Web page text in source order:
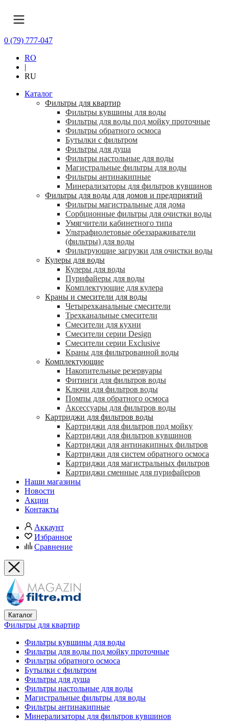
0 (79) 777-047
RO
|
RU
Каталог
Фильтры для квартир
Фильтры кувшины для воды
Фильтры для воды под мойку проточные
Фильтры обратного осмоса
Бутылки с фильтром
Фильтры для душа
Фильтры настольные для воды
Магистральные фильтры для воды
Фильтры антинакипные
Минерализаторы для фильтров кувшинов
Фильтры для воды для домов и предприятий
Фильтры магистральные для дома
Сорбционные фильтры для очистки воды
Умягчители кабинетного типа
Ультрафиолетовые обеззараживатели
(фильтры) для воды
Фильтрующие загрузки для очистки воды
Кулеры для воды
Кулеры для воды
Пурифайеры для воды
Комплектующие для кулера
Краны и смесители для воды
Четырехканальные смесители
Трехканальные смесители
Смесители для кухни
Смесители серии Design
Смесители серии Exclusive
Краны для фильтрованной воды
Комплектующие
Накопительные резервуары
Фитинги для фильтров воды
Ключи для фильтров воды
Помпы для обратного осмоса
Аксессуары для фильтров воды
Картриджи для фильтров воды
Картриджи для фильтров под мойку
Картриджи для фильтров кувшинов
Картриджи для антинакипных фильтров
Картриджи для систем обратного осмоса
Картриджи для магистральных фильтров
Картриджи сменные для пурифайеров
Наши магазины
Новости
Акции
Контакты
Аккаунт
Избранное
Сравнение
Каталог
Фильтры для квартир
Фильтры кувшины для воды
Фильтры для воды под мойку проточные
Фильтры обратного осмоса
Бутылки с фильтром
Фильтры для душа
Фильтры настольные для воды
Магистральные фильтры для воды
Фильтры антинакипные
Минерализаторы для фильтров кувшинов